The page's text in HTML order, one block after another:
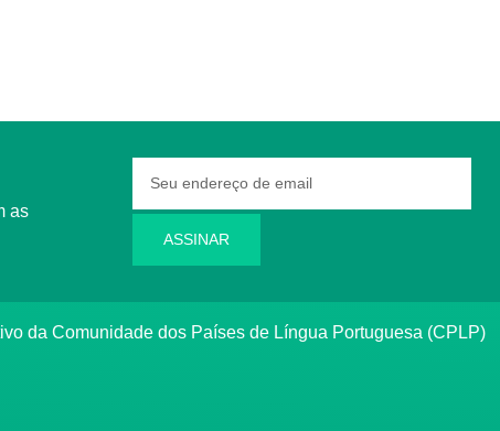
ASSINAR
da Comunidade dos Países de Língua Portuguesa (CPLP)